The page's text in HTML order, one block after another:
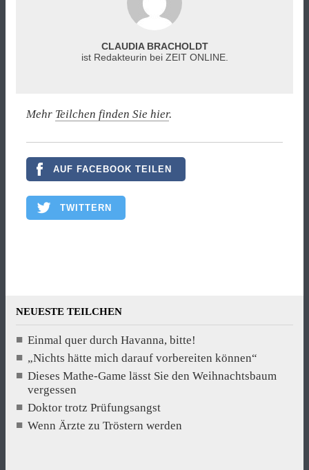
CLAUDIA BRACHOLDT
ist Redakteurin bei ZEIT ONLINE.
Mehr Teilchen finden Sie hier.
AUF FACEBOOK TEILEN
TWITTERN
NEUESTE TEILCHEN
Einmal quer durch Havanna, bitte!
„Nichts hätte mich darauf vorbereiten können“
Dieses Mathe-Game lässt Sie den Weihnachtsbaum
vergessen
Doktor trotz Prüfungsangst
Wenn Ärzte zu Tröstern werden